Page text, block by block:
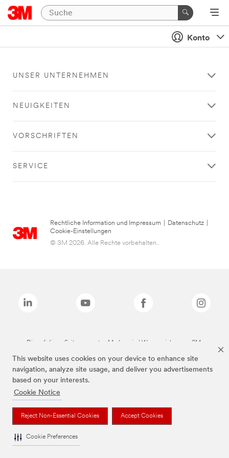
This website uses cookies on your device to enhance site
navigation, analyze site usage, and deliver you advertisements
based on your interests.
Cookie Notice
Reject Non-Essential Cookies Accept Cookies
Cookie Preferences
Konto
UNSER UNTERNEHMEN
NEUIGKEITEN
VORSCHRIFTEN
SERVICE
Rechtliche Information und Impressum Datenschutz
Cookie-Einstellungen
© 3M 2026. Alle Rechte vorbehalten..
Die auf dieser Seite genannten Marken sind Warenzeichen von 3M.